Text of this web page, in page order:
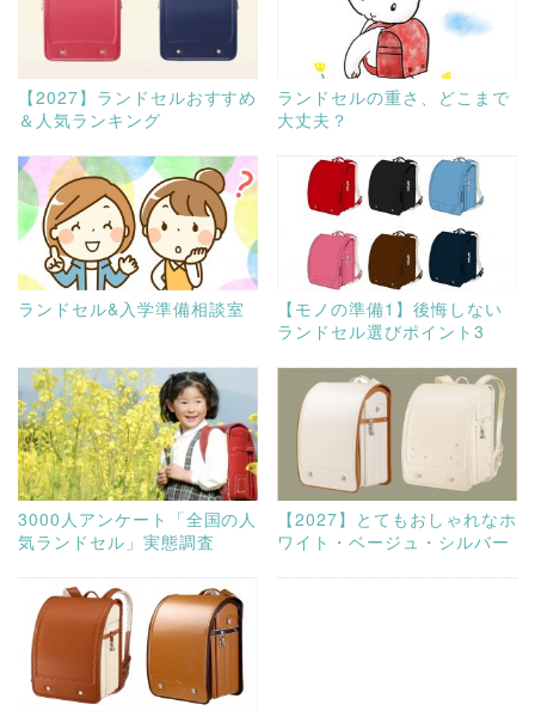
【2027】ランドセルおすすめ
＆人気ランキング
ランドセルの重さ、どこまで
大丈夫？
ランドセル&入学準備相談室
【モノの準備1】後悔しない
ランドセル選びポイント3
3000人アンケート「全国の人
気ランドセル」実態調査
【2027】とてもおしゃれなホ
ワイト・ベージュ・シルバー